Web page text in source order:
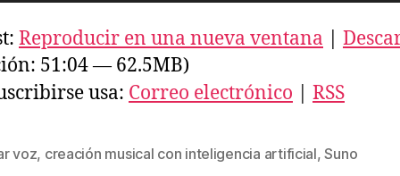
Reproducir en una nueva ventana
51:04 — 62.5MB)
usa: Correo electrónico RSS
voz, creación musical con inteligencia artificial,Suno